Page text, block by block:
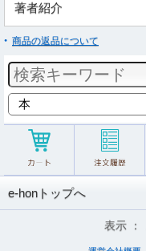
著者紹介
商品の返品について
e-honトップへ
表示 ：